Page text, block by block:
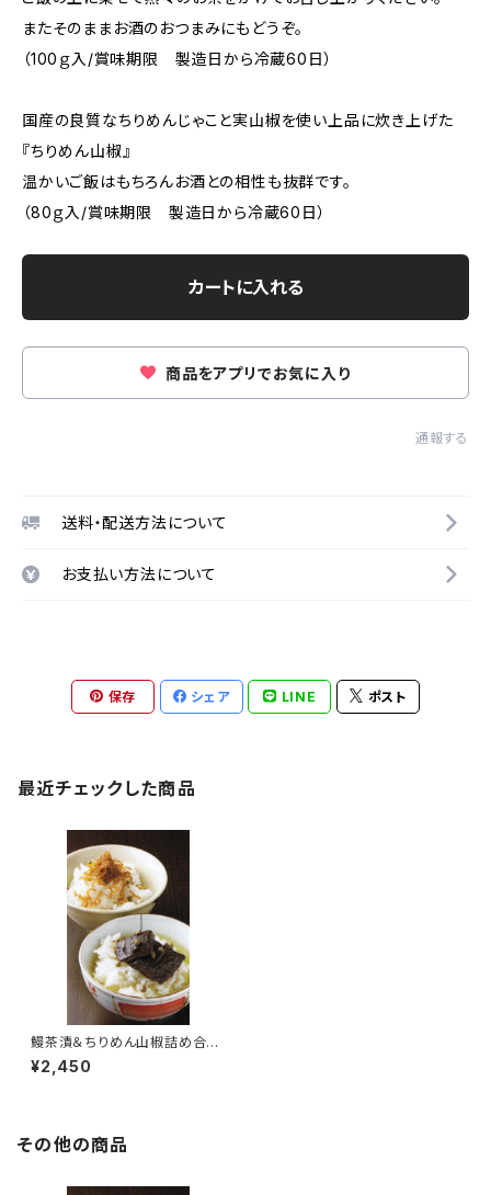
またそのままお酒のおつまみにもどうぞ。
（100ｇ入/賞味期限 製造日から冷蔵60日）
国産の良質なちりめんじゃこと実山椒を使い上品に炊き上げた
『ちりめん山椒』
温かいご飯はもちろんお酒との相性も抜群です。
（80ｇ入/賞味期限 製造日から冷蔵60日）
カートに入れる
商品をアプリでお気に入り
通報する
送料・配送方法について
お支払い方法について
保存 シェア LINE ポスト
最近チェックした商品
鰻茶漬＆ちりめん山椒詰め合わ
せ
¥2,450
その他の商品